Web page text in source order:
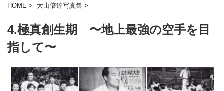
HOME > 大山倍達写真集 >
4.極真創生期 〜地上最強の空手を目
指して〜